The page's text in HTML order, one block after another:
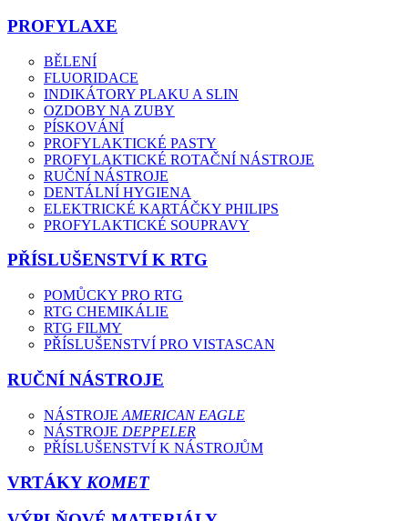
PROFYLAXE
BĚLENÍ
FLUORIDACE
INDIKÁTORY PLAKU A SLIN
OZDOBY NA ZUBY
PÍSKOVÁNÍ
PROFYLAKTICKÉ PASTY
PROFYLAKTICKÉ ROTAČNÍ NÁSTROJE
RUČNÍ NÁSTROJE
DENTÁLNÍ HYGIENA
ELEKTRICKÉ KARTÁČKY PHILIPS
PROFYLAKTICKÉ SOUPRAVY
PŘÍSLUŠENSTVÍ K RTG
POMŮCKY PRO RTG
RTG CHEMIKÁLIE
RTG FILMY
PŘÍSLUŠENSTVÍ PRO VISTASCAN
RUČNÍ NÁSTROJE
NÁSTROJE AMERICAN EAGLE
NÁSTROJE DEPPELER
PŘÍSLUŠENSTVÍ K NÁSTROJŮM
VRTÁKYKOMET